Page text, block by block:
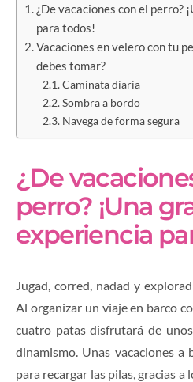
¿De vacaciones con el perro?
para todos!
Vacaciones en velero con tu
debes tomar?
Caminata diaria
Sombra a bordo
Navega de forma segura
¿De
perro? ¡Una
experiencia
Jugad, corred, nadad y
Al organizar un viaje en barco
cuatro patas disfrutará de
dinamismo. Unas vacaciones
para recargar las pilas, gracias a